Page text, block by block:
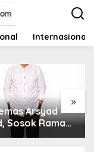
Internasional
»
Harga Sawit
Siapa Yang Peduli
Nasib Petani?